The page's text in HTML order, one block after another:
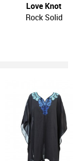
Love Knot
Rock Solid